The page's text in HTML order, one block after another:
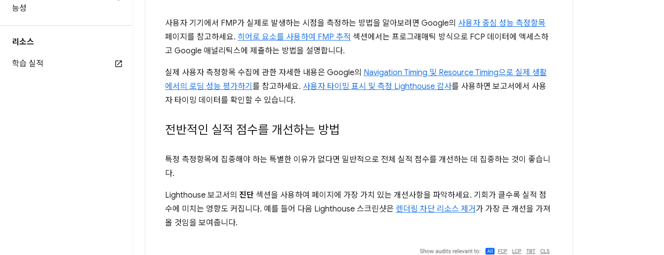
능성
리소스
학습 실적
사용자 기기에서 FMP가 실제로 발생하는 시점을 측정하는 방법을 알아보려면 Google의 사용자 중심 성능 측정항목
페이지를 참고하세요. 히어로 요소를 사용하여 FMP 추적 섹션에서는 프로그래매틱 방식으로 FCP 데이터에 액세스하
고 Google 애널리틱스에 제출하는 방법을 설명합니다.
실제 사용자 측정항목 수집에 관한 자세한 내용은 Google의 Navigation Timing 및 Resource Timing으로 실제 생활
에서의 로딩 성능 평가하기 를 참고하세요. 사용자 타이밍 표시 및 측정 Lighthouse 감사를 사용하면 보고서에서 사용
자 타이밍 데이터를 확인할 수 있습니다.
전반적인 실적 점수를 개선하는 방법
특정 측정항목에 집중해야 하는 특별한 이유가 없다면 일반적으로 전체 실적 점수를 개선하는 데 집중하는 것이 좋습니
다.
Lighthouse 보고서의 진단 섹션을 사용하여 페이지에 가장 가치 있는 개선사항을 파악하세요. 기회가 클수록 실적 점
수에 미치는 영향도 커집니다. 예를 들어 다음 Lighthouse 스크린샷은 렌더링 차단 리소스 제거 가 가장 큰 개선을 가져
올 것임을 보여줍니다.